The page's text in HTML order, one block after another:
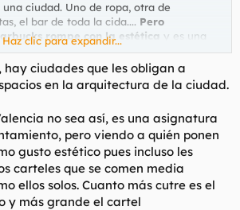
ciudad. Uno de ropa, otra de
el bar de toda la cida.... Pero
rompe con la estética y es una
hablando melón.
Haz clic para expandir...
hay ciudades que les obligan a
en la arquitectura de la ciudad.
no sea así, es una asignatura
pero viendo a quién ponen
gusto estético pues incluso les
carteles que se comen media
ellos solos. Cuanto más cutre es el
y más grande el cartel